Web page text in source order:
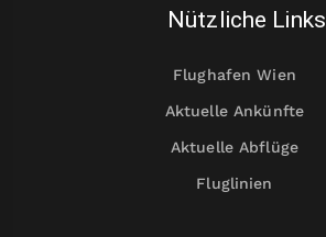
Nützliche Links
Flughafen Wien
Aktuelle Ankünfte
Aktuelle Abflüge
Fluglinien